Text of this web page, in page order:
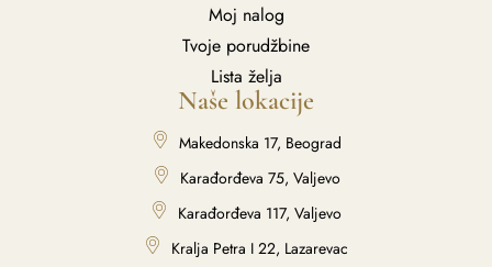
Moj nalog
Tvoje porudžbine
Lista želja
Naše lokacije
Makedonska 17, Beograd
Karađorđeva 75, Valjevo
Karađorđeva 117, Valjevo
Kralja Petra I 22, Lazarevac